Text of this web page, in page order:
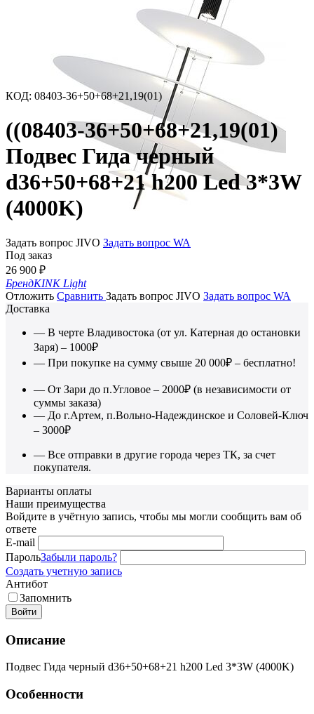
КОД: 08403-36+50+68+21,19(01)
((08403-36+50+68+21,19(01)
Подвес Гида черный
d36+50+68+21 h200 Led 3*3W
(4000K)
Задать вопрос JIVO Задать вопрос WA
Под заказ
26 900 ₽
БрендKINK Light
Отложить Сравнить Задать вопрос JIVO Задать вопрос WA
Доставка
— В черте Владивостока (от ул. Катерная до остановки
Заря) – 1000₽
— При покупке на сумму свыше 20 000₽ – бесплатно!
— От Зари до п.Угловое – 2000₽ (в независимости от
суммы заказа)
— До г.Артем, п.Вольно-Надеждинское и Соловей-Ключ
– 3000₽
— Все отправки в другие города через ТК, за счет
покупателя.
Варианты оплаты
Наши преимущества
Войдите в учётную запись, чтобы мы могли сообщить вам об
ответе
E-mail
ПарольЗабыли пароль?
Создать учетную запись
Антибот
Запомнить
Войти
Описание
Подвес Гида черный d36+50+68+21 h200 Led 3*3W (4000K)
Особенности